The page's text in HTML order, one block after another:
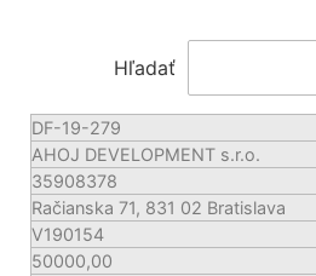
Hľadať
DF-19-279
AHOJ DEVELOPMENT s.r.o.
35908378
Račianska 71, 831 02 Bratislava
V190154
50000,00